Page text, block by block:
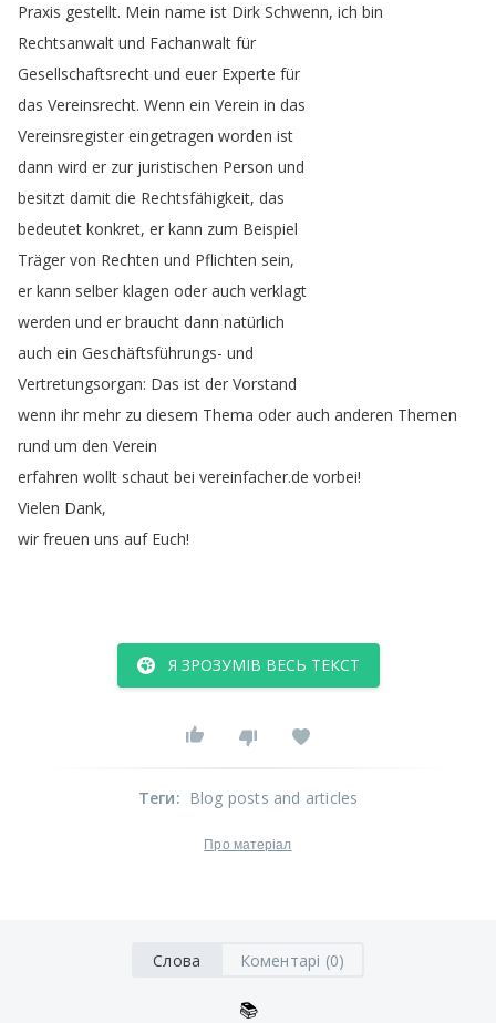
Praxis gestellt. Mein name ist Dirk Schwenn, ich bin
Rechtsanwalt und Fachanwalt für
Gesellschaftsrecht und euer Experte für
das Vereinsrecht. Wenn ein Verein in das
Vereinsregister eingetragen worden ist
dann wird er zur juristischen Person und
besitzt damit die Rechtsfähigkeit, das
bedeutet konkret, er kann zum Beispiel
Träger von Rechten und Pflichten sein,
er kann selber klagen oder auch verklagt
werden und er braucht dann natürlich
auch ein Geschäftsführungs- und
Vertretungsorgan: Das ist der Vorstand
wenn ihr mehr zu diesem Thema oder auch anderen Themen
rund um den Verein
erfahren wollt schaut bei vereinfacher.de vorbei!
Vielen Dank,
wir freuen uns auf Euch!
Я ЗРОЗУМІВ ВЕСЬ ТЕКСТ
Теги: Blog posts and articles
Про матеріал
Слова Коментарі (0)
📚